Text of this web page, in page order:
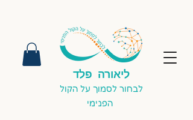
ליאורה פלד
לבחור לסמוך על הקול